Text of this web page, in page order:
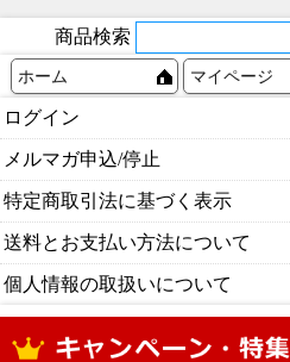
商品検索
ホーム マイページ
ログイン
メルマガ申込/停止
特定商取引法に基づく表示
送料とお支払い方法について
個人情報の取扱いについて